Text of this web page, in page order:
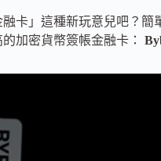
卡」這種新玩意兒吧？簡
加密貨幣簽帳金融卡：